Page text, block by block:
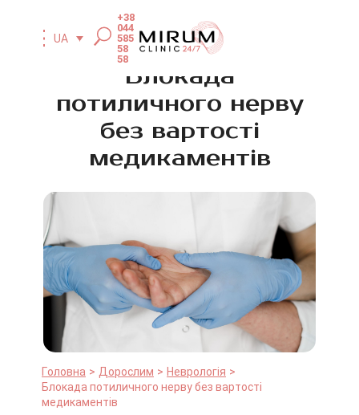
UA
+38
044
585
58
58
Блокада
потиличного нерву
без вартості
медикаментів
Головна Дорослим
Неврологія
Блокада потиличного нерву без вартості
медикаментів